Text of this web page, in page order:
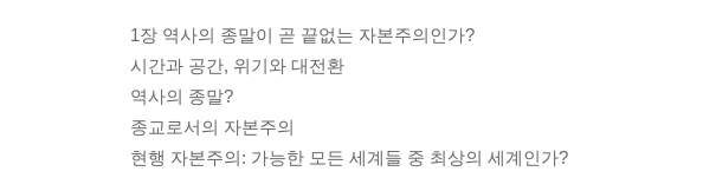
1장 역사의 종말이 곧 끝없는 자본주의인가?
시간과 공간, 위기와 대전환
역사의 종말?
종교로서의 자본주의
현행 자본주의: 가능한 모든 세계들 중 최상의 세계인가?